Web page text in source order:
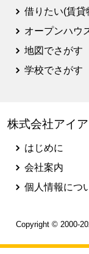
借りたい(賃貸
オープンハウ
地図でさがす
学校でさがす
株式会社アイ
はじめに
会社案内
個人情報につ
Copyright © 2000-